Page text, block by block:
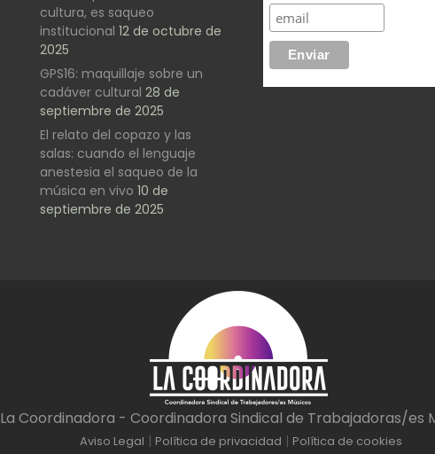
cultura, es saqueo
institucional 12 de octubre de
2025
GPS16: maquillaje sobre un
cadáver cultural 28 de
septiembre de 2025
El relato del copazo y las
salas: cuando el lenguaje
anestesia el saqueo de la
música en vivo 10 de
septiembre de 2025
La Coordinadora - Coordinadora Sindical de Trabajadoras/es
Aviso Legal | Política de privacidad | Política de cookies